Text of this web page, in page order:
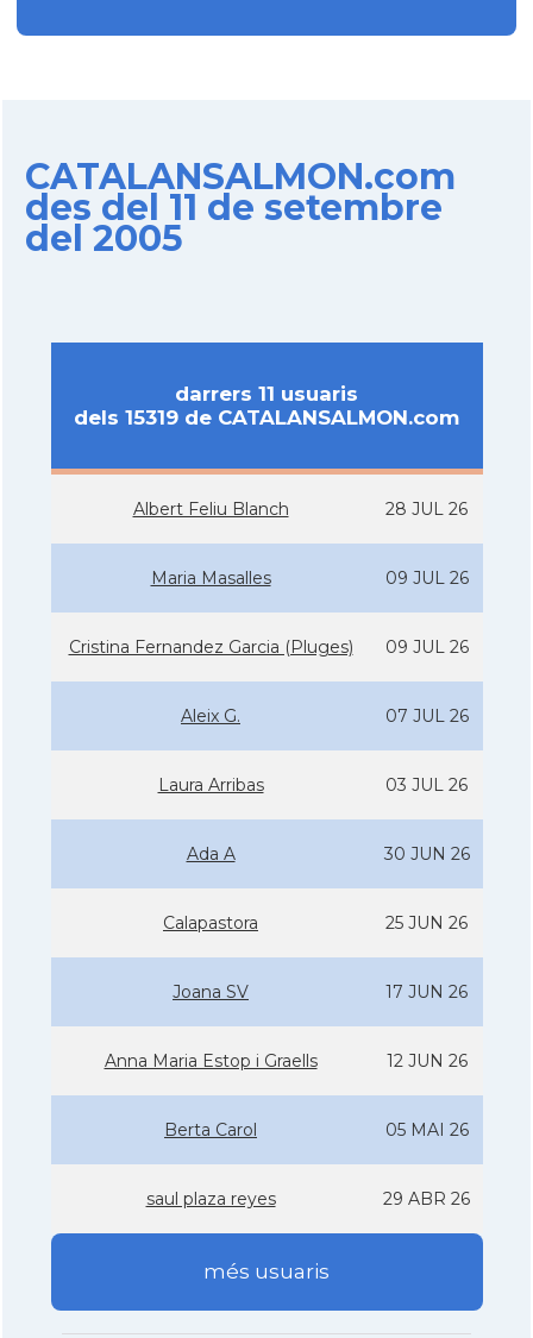
CATALANSALMON.com
des del 11 de setembre
del 2005
darrers 11 usuaris
dels 15319 de CATALANSALMON.com
Albert Feliu Blanch 28 JUL 26
Maria Masalles 09 JUL 26
Cristina Fernandez Garcia (Pluges) 09 JUL 26
Aleix G. 07 JUL 26
Laura Arribas 03 JUL 26
Ada A 30 JUN 26
Calapastora 25 JUN 26
Joana SV 17 JUN 26
Anna Maria Estop i Graells 12 JUN 26
Berta Carol 05 MAI 26
saul plaza reyes 29 ABR 26
més usuaris